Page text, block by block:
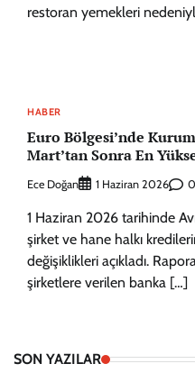
restoran yemekleri
HABER
Euro Bölgesi’nde
Mart’tan Sonra En
Ece Doğan 1 Haziran 2026 0
1 Haziran 2026 tarihinde
şirket ve hane halkı
değişiklikleri açıkladı.
şirketlere verilen banka […]
SON YAZILAR